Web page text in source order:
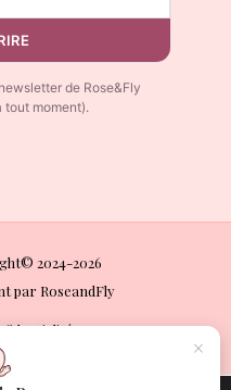
de Rose&Fly
tout moment).
2024-2026
par RoseandFly
de Vente (CGV)
×